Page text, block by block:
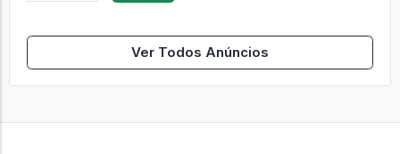
Ver Todos Anúncios